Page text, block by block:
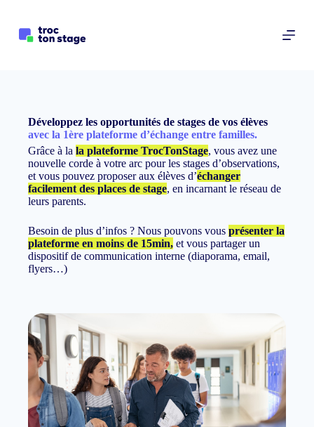
Développez les opportunités de stages de vos élèves
avec la 1ère plateforme d’échangeentre familles.
Grâce à lala plateforme TrocTonStage, vous avez une
nouvelle corde à votre arc pour les stages d’observations,
et vous pouvez proposer aux élèves d’échanger
facilement des places de stage, en incarnant le réseau de
leurs parents.
Besoin de plus d’infos ? Nous pouvons vousprésenter la
plateforme en moins de 15min, et vous partager un
dispositif de communication interne (diaporama, email,
flyers…)